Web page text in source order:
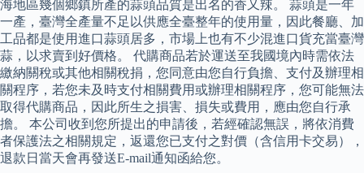
海地區幾個鄉鎮所產的蒜頭品質是出名的香又辣。 蒜頭是一年
一產，臺灣全產量不足以供應全臺整年的使用量，因此餐廳、加
工品都是使用進口蒜頭居多，市場上也有不少混進口貨充當臺灣
蒜，以求賣到好價格。 代購商品若於運送至我國境內時需依法
繳納關稅或其他相關稅捐，您同意由您自行負擔、支付及辦理相
關程序，若您未及時支付相關費用或辦理相關程序，您可能無法
取得代購商品，因此所生之損害、損失或費用，應由您自行承
擔。 本公司收到您所提出的申請後，若經確認無誤，將依消費
者保護法之相關規定，返還您已支付之對價（含信用卡交易），
退款日當天會再發送E-mail通知函給您。